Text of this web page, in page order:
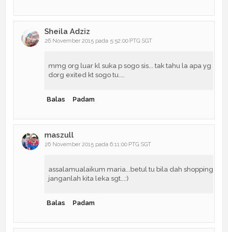
Sheila Adziz
26 November 2015 pada 5:52:00 PTG SGT
mmg org luar kl suka p sogo sis... tak tahu la apa yg
dorg exited kt sogo tu....
Balas Padam
maszull
26 November 2015 pada 6:11:00 PTG SGT
assalamualaikum maria...betul tu bila dah shopping
janganlah kita leka sgt...:)
Balas Padam